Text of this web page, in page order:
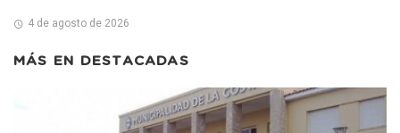
4 de agosto de 2026
MÁS EN DESTACADAS